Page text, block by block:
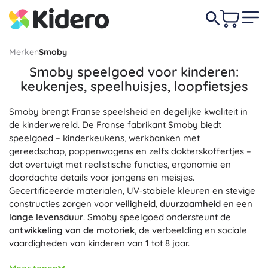
MerkenSmoby
Smoby speelgoed voor kinderen:
keukenjes, speelhuisjes, loopfietsjes
Smoby brengt Franse speelsheid en degelijke kwaliteit in
de kinderwereld. De Franse fabrikant Smoby biedt
speelgoed – kinderkeukens, werkbanken met
gereedschap, poppenwagens en zelfs dokterskoffertjes –
dat overtuigt met realistische functies, ergonomie en
doordachte details voor jongens en meisjes.
Gecertificeerde materialen, UV‑stabiele kleuren en stevige
constructies zorgen voor veiligheid, duurzaamheid en een
lange levensduur. Smoby speelgoed ondersteunt de
ontwikkeling van de motoriek, de verbeelding en sociale
vaardigheden van kinderen van 1 tot 8 jaar.
De Smoby keuken verrukt met kookgeluiden, oven,